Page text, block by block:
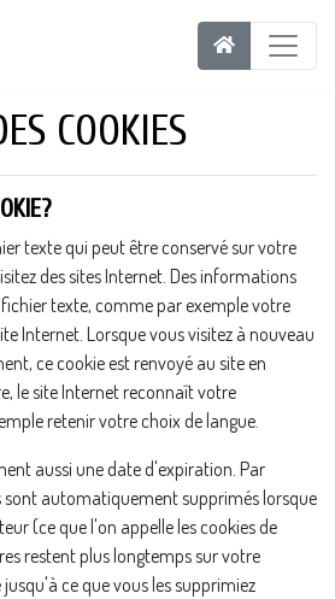
COOKIES
texte qui peut être conservé sur votre
des sites Internet. Des informations
texte, comme par exemple votre
Internet. Lorsque vous visitez à nouveau
ce cookie est renvoyé au site en
le site Internet reconnaît votre
retenir votre choix de langue.
aussi une date d'expiration. Par
sont automatiquement supprimés lorsque
(ce que l'on appelle les cookies de
restent plus longtemps sur votre
ce que vous les supprimiez